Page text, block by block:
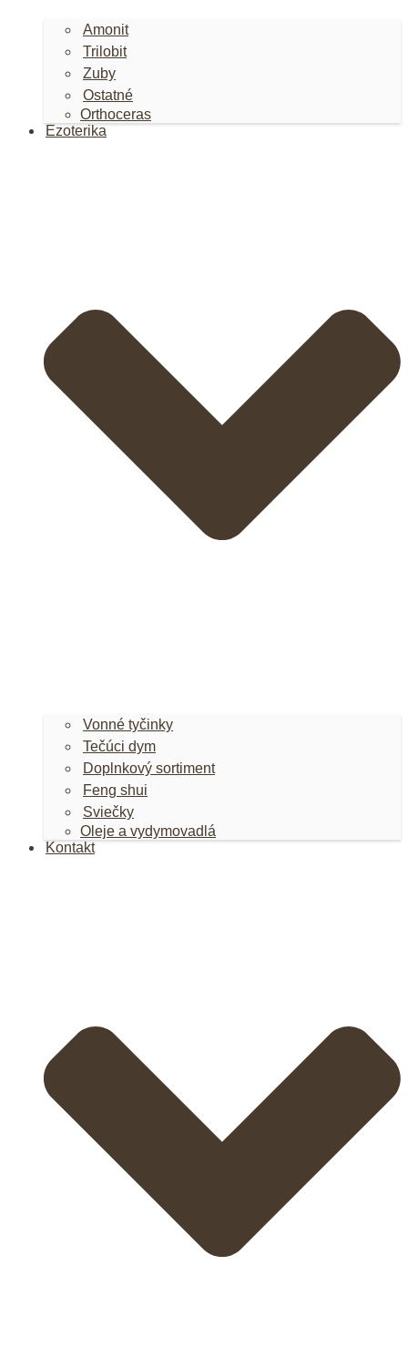
Amonit
Trilobit
Zuby
Ostatné
Orthoceras
Ezoterika
Vonné tyčinky
Tečúci dym
Doplnkový sortiment
Feng shui
Sviečky
Oleje a vydymovadlá
Kontakt